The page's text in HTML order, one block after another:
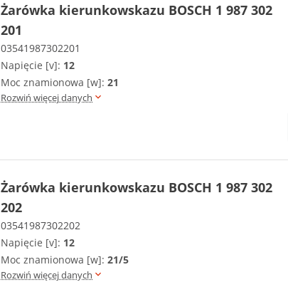
Żarówka kierunkowskazu BOSCH 1 987 302
201
03541987302201
Napięcie [v]: 12
Moc znamionowa [w]: 21
Rozwiń więcej danych
Żarówka kierunkowskazu BOSCH 1 987 302
202
03541987302202
Napięcie [v]: 12
Moc znamionowa [w]: 21/5
Rozwiń więcej danych